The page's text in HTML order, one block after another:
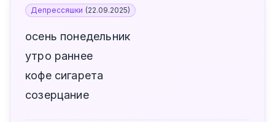
Депрессяшки (22.09.2025)
осень понедельник
утро раннее
кофе сигарета
созерцание